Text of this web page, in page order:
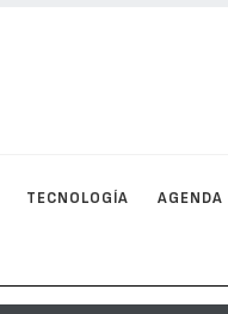
TECNOLOGÍA AGENDA